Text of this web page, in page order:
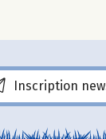
Inscription